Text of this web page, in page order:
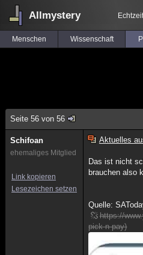
Allmystery Echtzeit
Menschen Wissenschaft
Seite 56 von 56
Schifoan
ehemaliges Mitglied
Link kopieren
Lesezeichen setzen
Aktuelles
Das ist nicht
brauchen also
Quelle:
https://
pick n pay)